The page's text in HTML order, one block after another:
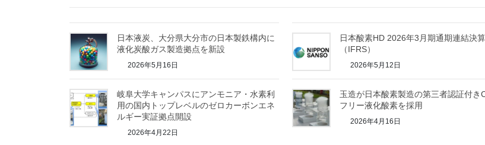
日本液炭、大分県大分市の日本製鉄構内に
液化炭酸ガス製造拠点を新設
2026年5月16日
日本酸素HD 2026年3月期通期連結決算
（IFRS）
2026年5月12日
岐阜大学キャンパスにアンモニア・水素利
用の国内トップレベルのゼロカーボンエネ
ルギー実証拠点開設
2026年4月22日
玉造が日本酸素製造の第三者認証付き
フリー液化酸素を採用
2026年4月16日